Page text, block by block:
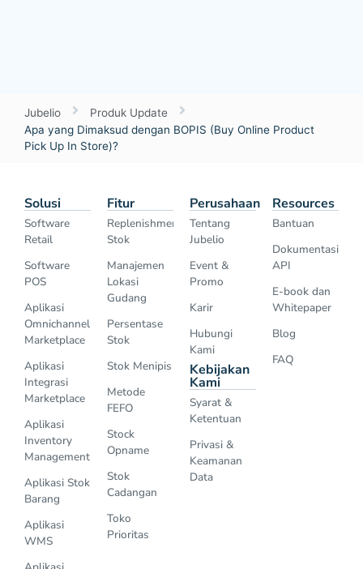
Jubelio
Produk Update
Apa yang Dimaksud dengan BOPIS (Buy Online Product
Pick Up In Store)?
Solusi
Software
Retail
Software
POS
Aplikasi
Omnichannel
Marketplace
Aplikasi
Integrasi
Marketplace
Aplikasi
Inventory
Management
Aplikasi Stok
Barang
Aplikasi
WMS
Fitur
Replenishment
Stok
Manajemen
Lokasi
Gudang
Persentase
Stok
Stok Menipis
Metode
FEFO
Stock
Opname
Stok
Cadangan
Toko
Prioritas
Perusahaan
Tentang
Jubelio
Event &
Promo
Karir
Hubungi
Kami
Kebijakan
Kami
Syarat &
Ketentuan
Privasi &
Keamanan
Data
Resources
Bantuan
Dokumentasi
API
E-book dan
Whitepaper
Blog
FAQ